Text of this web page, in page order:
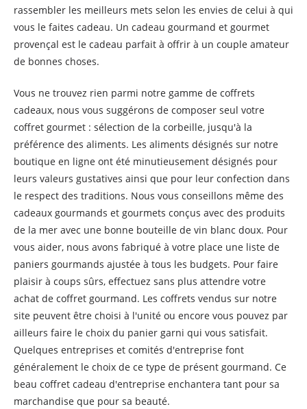
rassembler les meilleurs mets selon les envies de celui à qui
vous le faites cadeau. Un cadeau gourmand et gourmet
provençal est le cadeau parfait à offrir à un couple amateur
de bonnes choses.
Vous ne trouvez rien parmi notre gamme de coffrets
cadeaux, nous vous suggérons de composer seul votre
coffret gourmet : sélection de la corbeille, jusqu'à la
préférence des aliments. Les aliments désignés sur notre
boutique en ligne ont été minutieusement désignés pour
leurs valeurs gustatives ainsi que pour leur confection dans
le respect des traditions. Nous vous conseillons même des
cadeaux gourmands et gourmets conçus avec des produits
de la mer avec une bonne bouteille de vin blanc doux. Pour
vous aider, nous avons fabriqué à votre place une liste de
paniers gourmands ajustée à tous les budgets. Pour faire
plaisir à coups sûrs, effectuez sans plus attendre votre
achat de coffret gourmand. Les coffrets vendus sur notre
site peuvent être choisi à l'unité ou encore vous pouvez par
ailleurs faire le choix du panier garni qui vous satisfait.
Quelques entreprises et comités d'entreprise font
généralement le choix de ce type de présent gourmand. Ce
beau coffret cadeau d'entreprise enchantera tant pour sa
marchandise que pour sa beauté.